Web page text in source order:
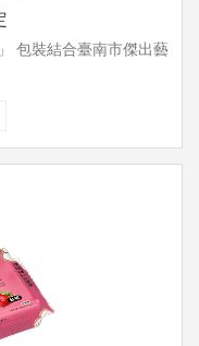
包裝結合臺南市傑出藝